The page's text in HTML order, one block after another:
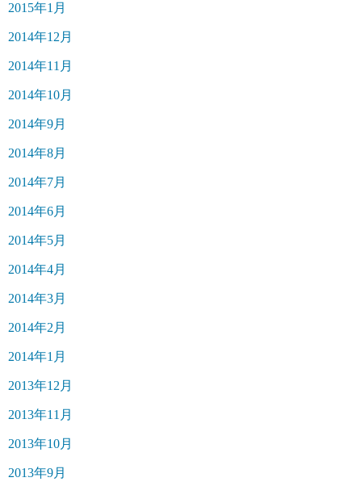
2015年1月
2014年12月
2014年11月
2014年10月
2014年9月
2014年8月
2014年7月
2014年6月
2014年5月
2014年4月
2014年3月
2014年2月
2014年1月
2013年12月
2013年11月
2013年10月
2013年9月